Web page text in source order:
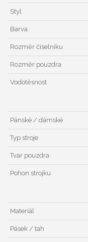
Styl
Barva
Rozměr číselníku
Rozměr pouzdra
Vodotěsnost
Pánské / dámské
Typ stroje
Tvar pouzdra
Pohon strojku
Materiál
Pásek / tah